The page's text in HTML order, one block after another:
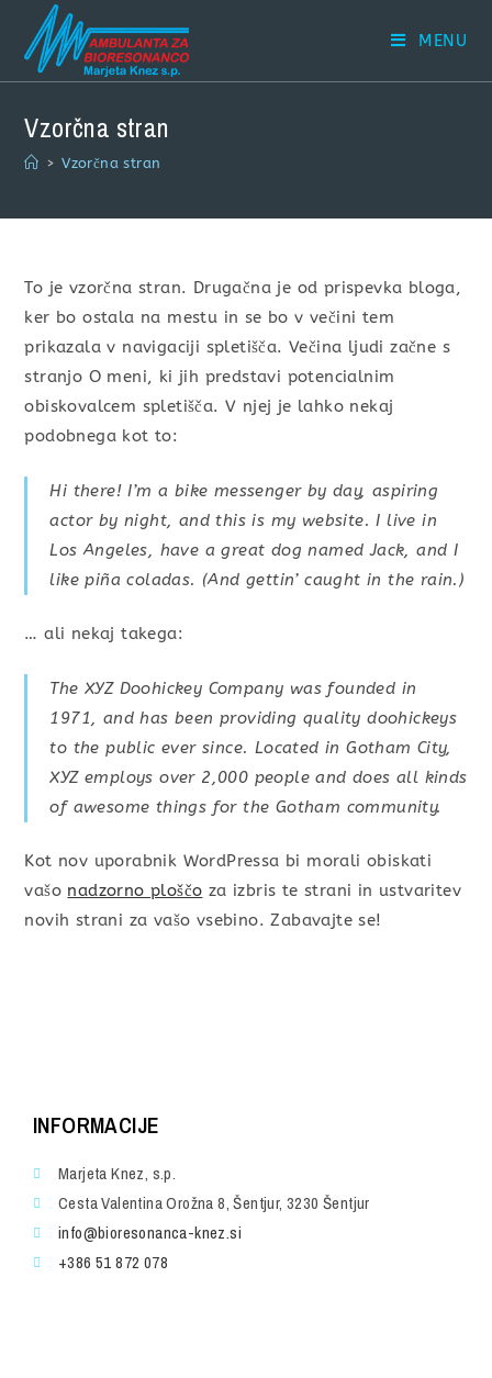
MENU
Vzorčna stran
> Vzorčna stran
To je vzorčna stran. Drugačna je od prispevka bloga,
ker bo ostala na mestu in se bo v večini tem
prikazala v navigaciji spletišča. Večina ljudi začne s
stranjo O meni, ki jih predstavi potencialnim
obiskovalcem spletišča. V njej je lahko nekaj
podobnega kot to:
Hi there! I’m a bike messenger by day, aspiring
actor by night, and this is my website. I live in
Los Angeles, have a great dog named Jack, and I
like piña coladas. (And gettin’ caught in the rain.)
… ali nekaj takega:
The XYZ Doohickey Company was founded in
1971, and has been providing quality doohickeys
to the public ever since. Located in Gotham City,
XYZ employs over 2,000 people and does all kinds
of awesome things for the Gotham community.
Kot nov uporabnik WordPressa bi morali obiskati
vašo nadzorno ploščo za izbris te strani in ustvaritev
novih strani za vašo vsebino. Zabavajte se!
INFORMACIJE
Marjeta Knez, s.p.
Cesta Valentina Orožna 8, Šentjur, 3230 Šentjur
info@bioresonanca-knez.si
+386 51 872 078